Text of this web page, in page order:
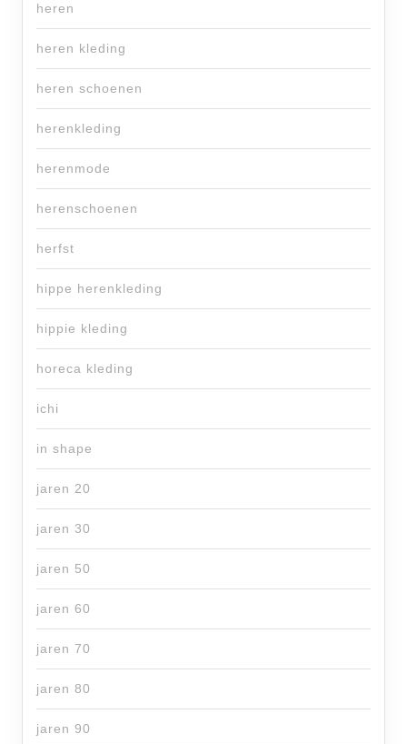
heren
heren kleding
heren schoenen
herenkleding
herenmode
herenschoenen
herfst
hippe herenkleding
hippie kleding
horeca kleding
ichi
in shape
jaren 20
jaren 30
jaren 50
jaren 60
jaren 70
jaren 80
jaren 90